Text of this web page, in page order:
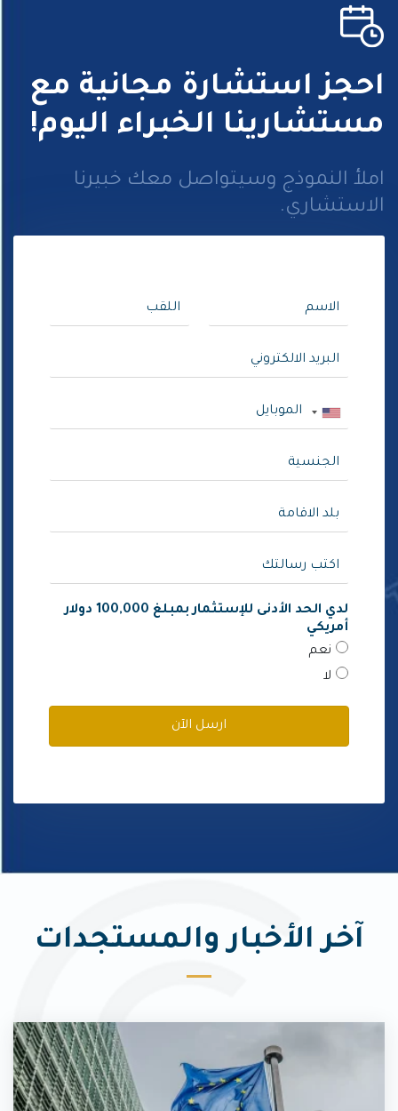
احجز استشارة مجانية مع
مستشارينا الخبراء اليوم!
املأ النموذج وسيتواصل معك خبيرنا
الاستشاري.
لدي الحد الأدنى للإستثمار بمبلغ 100,000 دولار
أمريكي
نعم
لا
ارسل الآن
آخر الأخبار والمستجدات